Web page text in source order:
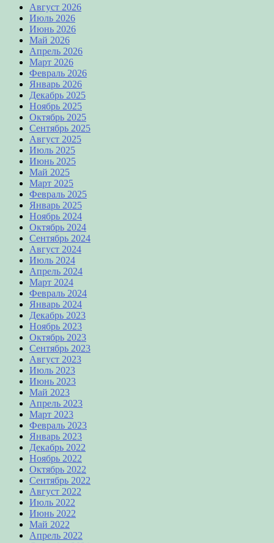
Август 2026
Июль 2026
Июнь 2026
Май 2026
Апрель 2026
Март 2026
Февраль 2026
Январь 2026
Декабрь 2025
Ноябрь 2025
Октябрь 2025
Сентябрь 2025
Август 2025
Июль 2025
Июнь 2025
Май 2025
Март 2025
Февраль 2025
Январь 2025
Ноябрь 2024
Октябрь 2024
Сентябрь 2024
Август 2024
Июль 2024
Апрель 2024
Март 2024
Февраль 2024
Январь 2024
Декабрь 2023
Ноябрь 2023
Октябрь 2023
Сентябрь 2023
Август 2023
Июль 2023
Июнь 2023
Май 2023
Апрель 2023
Март 2023
Февраль 2023
Январь 2023
Декабрь 2022
Ноябрь 2022
Октябрь 2022
Сентябрь 2022
Август 2022
Июль 2022
Июнь 2022
Май 2022
Апрель 2022